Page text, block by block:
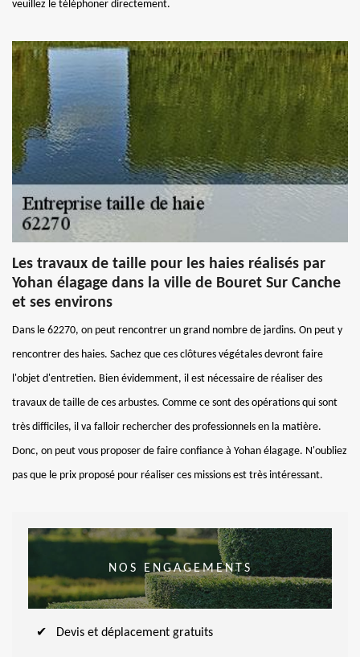
veuillez le téléphoner directement.
Les travaux de taille pour les haies réalisés par
Yohan élagage dans la ville de Bouret Sur Canche
et ses environs
Dans le 62270, on peut rencontrer un grand nombre de jardins. On peut y
rencontrer des haies. Sachez que ces clôtures végétales devront faire
l'objet d'entretien. Bien évidemment, il est nécessaire de réaliser des
travaux de taille de ces arbustes. Comme ce sont des opérations qui sont
très difficiles, il va falloir rechercher des professionnels en la matière.
Donc, on peut vous proposer de faire confiance à Yohan élagage. N'oubliez
pas que le prix proposé pour réaliser ces missions est très intéressant.
NOS ENGAGEMENTS
Devis et déplacement gratuits